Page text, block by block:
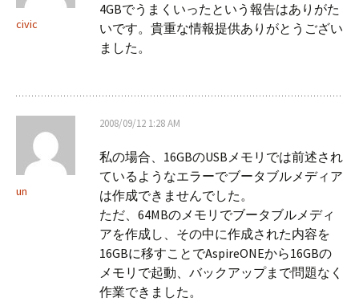
civic
4GBでうまくいったという報告はありがた
いです。貴重な情報提供ありがとうござい
ました。
un
2008/09/12 1:28 AM
私の場合、16GBのUSBメモリでは前述され
ているようなエラーでブータブルメディア
は作成できませんでした。
ただ、64MBのメモリでブータブルメディ
アを作成し、その中に作成された内容を
16GBに移すことでAspireONEから16GBの
メモリで起動、バックアップまで問題なく
作業できました。